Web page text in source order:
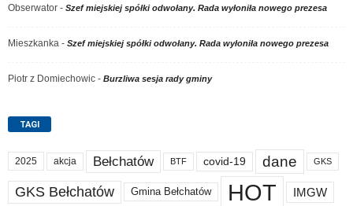
Obserwator - Szef miejskiej spółki odwołany. Rada wyłoniła nowego prezesa
Mieszkanka - Szef miejskiej spółki odwołany. Rada wyłoniła nowego prezesa
Piotr z Domiechowic - Burzliwa sesja rady gminy
TAGI
2025 akcja Bełchatów BTF covid-19 dane GKS
GKS Bełchatów Gmina Bełchatów HOT IMGW